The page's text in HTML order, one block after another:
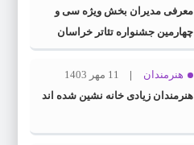
معرفی مدیران بخش ویژه سی و
چهارمین جشنواره تئاتر خراسان
رضوی
هنرمندان
11 مهر 1403
هنرمندان زیادی خانه نشین شده اند